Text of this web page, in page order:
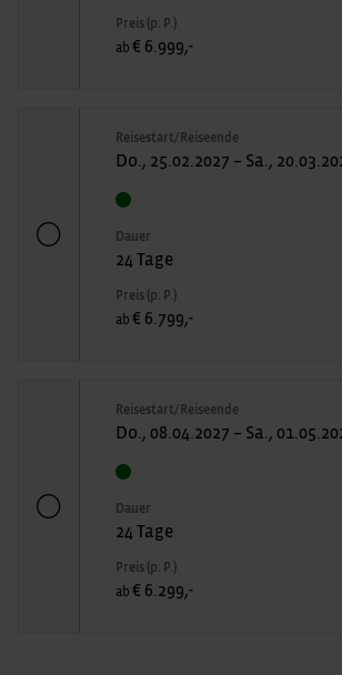
Preis (p. P.)
ab € 6.999,-
Reisestart/Reiseende
Do., 25.02.2027 – Sa.,
Dauer
24 Tage
Preis (p. P.)
ab € 6.799,-
Reisestart/Reiseende
Do., 08.04.2027 – Sa.,
Dauer
24 Tage
Preis (p. P.)
ab € 6.299,-